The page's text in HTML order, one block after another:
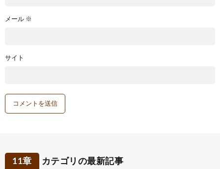
メール ※
サイト
11章 カテゴリの最新記事